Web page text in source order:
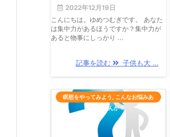
2022年12月19日
こんにちは。ゆめつむぎです。 あなた
は集中力があるほうですか？集中力が
あると物事にしっかり ...
記事を読む 子供も大 ...
瞑想をやってみよう , こんなお悩みあ
りませんか？